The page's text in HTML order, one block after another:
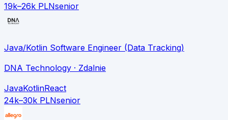
19k–26k PLNsenior
Java/Kotlin Software Engineer (Data Tracking)
DNA Technology · Zdalnie
JavaKotlinReact
24k–30k PLNsenior